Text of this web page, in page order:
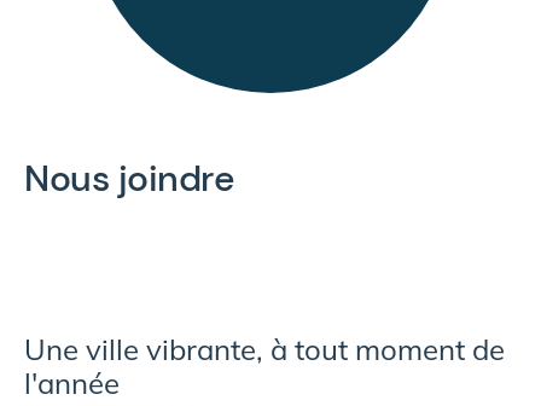
Nous joindre
Une ville vibrante, à tout moment de
l'année